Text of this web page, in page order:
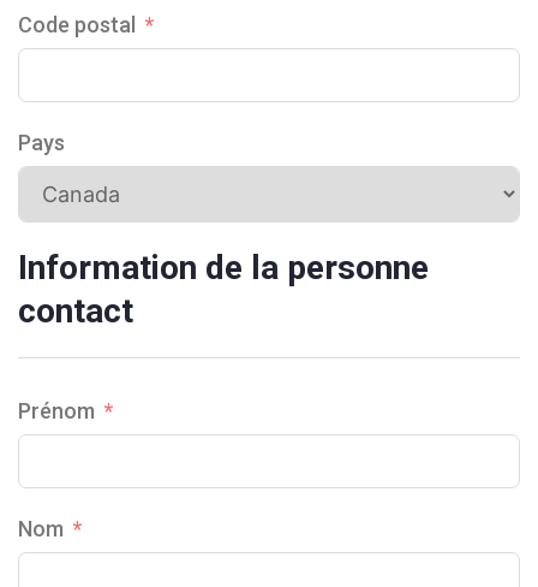
Code postal
Pays
Information de la personne
contact
Prénom
Nom